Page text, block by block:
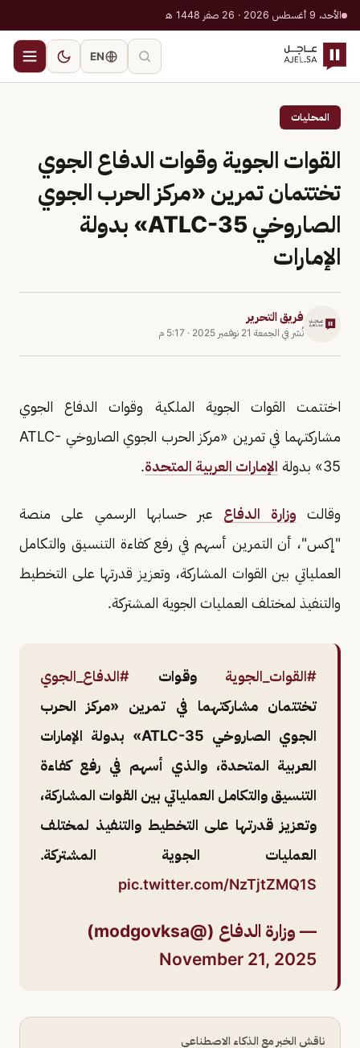
الأحد، 9 أغسطس 2026 · 26 صفر 1448 هـ
EN
المحليات
القوات الجوية وقوات الدفاع الجوي
تختتمان تمرين «مركز الحرب الجوي
الصاروخي ATLC-35» بدولة
الإمارات
فريق التحرير
نُشر في الجمعة 21 نوفمبر 2025 · 5:17 م
اختتمت القوات الجوية الملكية وقوات الدفاع الجوي
مشاركتهما في تمرين «مركز الحرب الجوي الصاروخي ATLC-
35» بدولة
الإمارات العربية المتحدة.
وقالت وزارة الدفاع عبر حسابها الرسمي على منصة
"إكس"، أن التمرين أسهم في رفع كفاءة التنسيق والتكامل
العملياتي بين القوات المشاركة، وتعزيز قدرتها على التخطيط
والتنفيذ لمختلف العمليات الجوية المشتركة.
#القوات_الجوية وقوات #الدفاع_الجوي
تختتمان مشاركتهما في تمرين «مركز الحرب
الجوي الصاروخي ATLC-35» بدولة الإمارات
العربية المتحدة، والذي أسهم في رفع كفاءة
التنسيق والتكامل العملياتي بين القوات المشاركة،
وتعزيز قدرتها على التخطيط والتنفيذ لمختلف
العمليات الجوية المشتركة.
pic.twitter.com/NzTjtZMQ1S
— وزارة الدفاع (@modgovksa)
November 21, 2025
ناقش الخبر مع الذكاء الاصطناعي